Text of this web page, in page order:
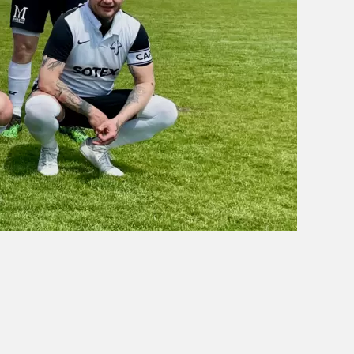
OBÓZ W KALISZU 2020
FOTORELACJE
VIDEO
OFERTA LATO 2020
ARCHIWUM OBOZÓW
WYNIKI